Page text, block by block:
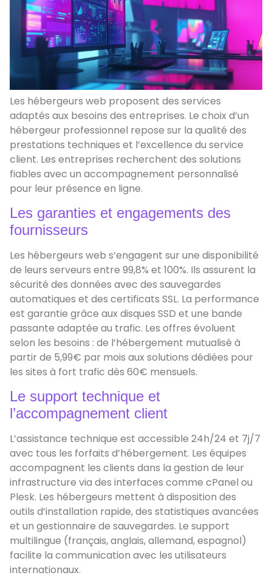
Les hébergeurs web proposent des services
adaptés aux besoins des entreprises. Le choix d’un
hébergeur professionnel repose sur la qualité des
prestations techniques et l’excellence du service
client. Les entreprises recherchent des solutions
fiables avec un accompagnement personnalisé
pour leur présence en ligne.
Les garanties et engagements des
fournisseurs
Les hébergeurs web s’engagent sur une disponibilité
de leurs serveurs entre 99,8% et 100%. Ils assurent la
sécurité des données avec des sauvegardes
automatiques et des certificats SSL. La performance
est garantie grâce aux disques SSD et une bande
passante adaptée au trafic. Les offres évoluent
selon les besoins : de l’hébergement mutualisé à
partir de 5,99€ par mois aux solutions dédiées pour
les sites à fort trafic dès 60€ mensuels.
Le support technique et
l’accompagnement client
L’assistance technique est accessible 24h/24 et 7j/7
avec tous les forfaits d’hébergement. Les équipes
accompagnent les clients dans la gestion de leur
infrastructure via des interfaces comme cPanel ou
Plesk. Les hébergeurs mettent à disposition des
outils d’installation rapide, des statistiques avancées
et un gestionnaire de sauvegardes. Le support
multilingue (français, anglais, allemand, espagnol)
facilite la communication avec les utilisateurs
internationaux.